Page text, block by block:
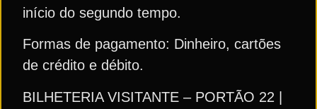
início do segundo tempo.
Formas de pagamento: Dinheiro, cartões
de crédito e débito.
BILHETERIA VISITANTE – PORTÃO 22 |